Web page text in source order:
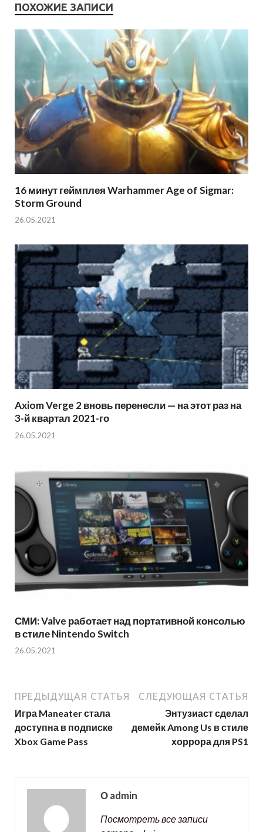
ПОХОЖИЕ ЗАПИСИ
16 минут геймплея Warhammer Age of Sigmar:
Storm Ground
26.05.2021
Axiom Verge 2 вновь перенесли — на этот раз на
3-й квартал 2021-го
26.05.2021
СМИ: Valve работает над портативной консолью
в стиле Nintendo Switch
26.05.2021
ПРЕДЫДУЩАЯ СТАТЬЯ
Игра Maneater стала
доступна в подписке
Xbox Game Pass
СЛЕДУЮЩАЯ СТАТЬЯ
Энтузиаст сделал
демейк Among Us в стиле
хоррора для PS1
О admin
Посмотреть все записи